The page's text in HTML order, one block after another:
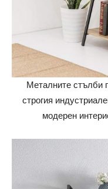
Металните стълби
строгия
модерен